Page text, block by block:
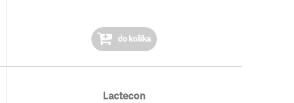
do košíka
Lactecon